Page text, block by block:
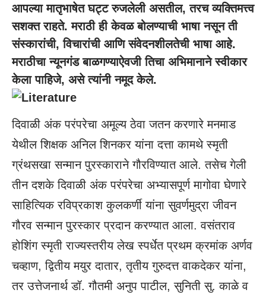
आपल्या मातृभाषेत घट्ट रुजलेली असतील, तरच व्यक्तिमत्त्व
सशक्त राहते. मराठी ही केवळ बोलण्याची भाषा नसून ती
संस्कारांची, विचारांची आणि संवेदनशीलतेची भाषा आहे.
मराठीचा न्यूनगंड बाळगण्याऐवजी तिचा अभिमानाने स्वीकार
केला पाहिजे, असे त्यांनी नमूद केले.
दिवाळी अंक परंपरेचा अमूल्य ठेवा जतन करणारे मनमाड
येथील शिक्षक अनिल शिनकर यांना दत्ता कामथे स्मृती
ग्रंथसखा सन्मान पुरस्काराने गौरविण्यात आले. तसेच गेली
तीन दशके दिवाळी अंक परंपरेचा अभ्यासपूर्ण मागोवा घेणारे
साहित्यिक रविप्रकाश कुलकर्णी यांना सुवर्णमुद्रा जीवन
गौरव सन्मान पुरस्कार प्रदान करण्यात आला. वसंतराव
होशिंग स्मृती राज्यस्तरीय लेख स्पर्धेत प्रथम क्रमांक अर्णव
चव्हाण, द्वितीय मयुर दातार, तृतीय गुरुदत्त वाकदेकर यांना,
तर उत्तेजनार्थ डॉ. गौतमी अनुप पाटील, सुनिती सु. काळे व